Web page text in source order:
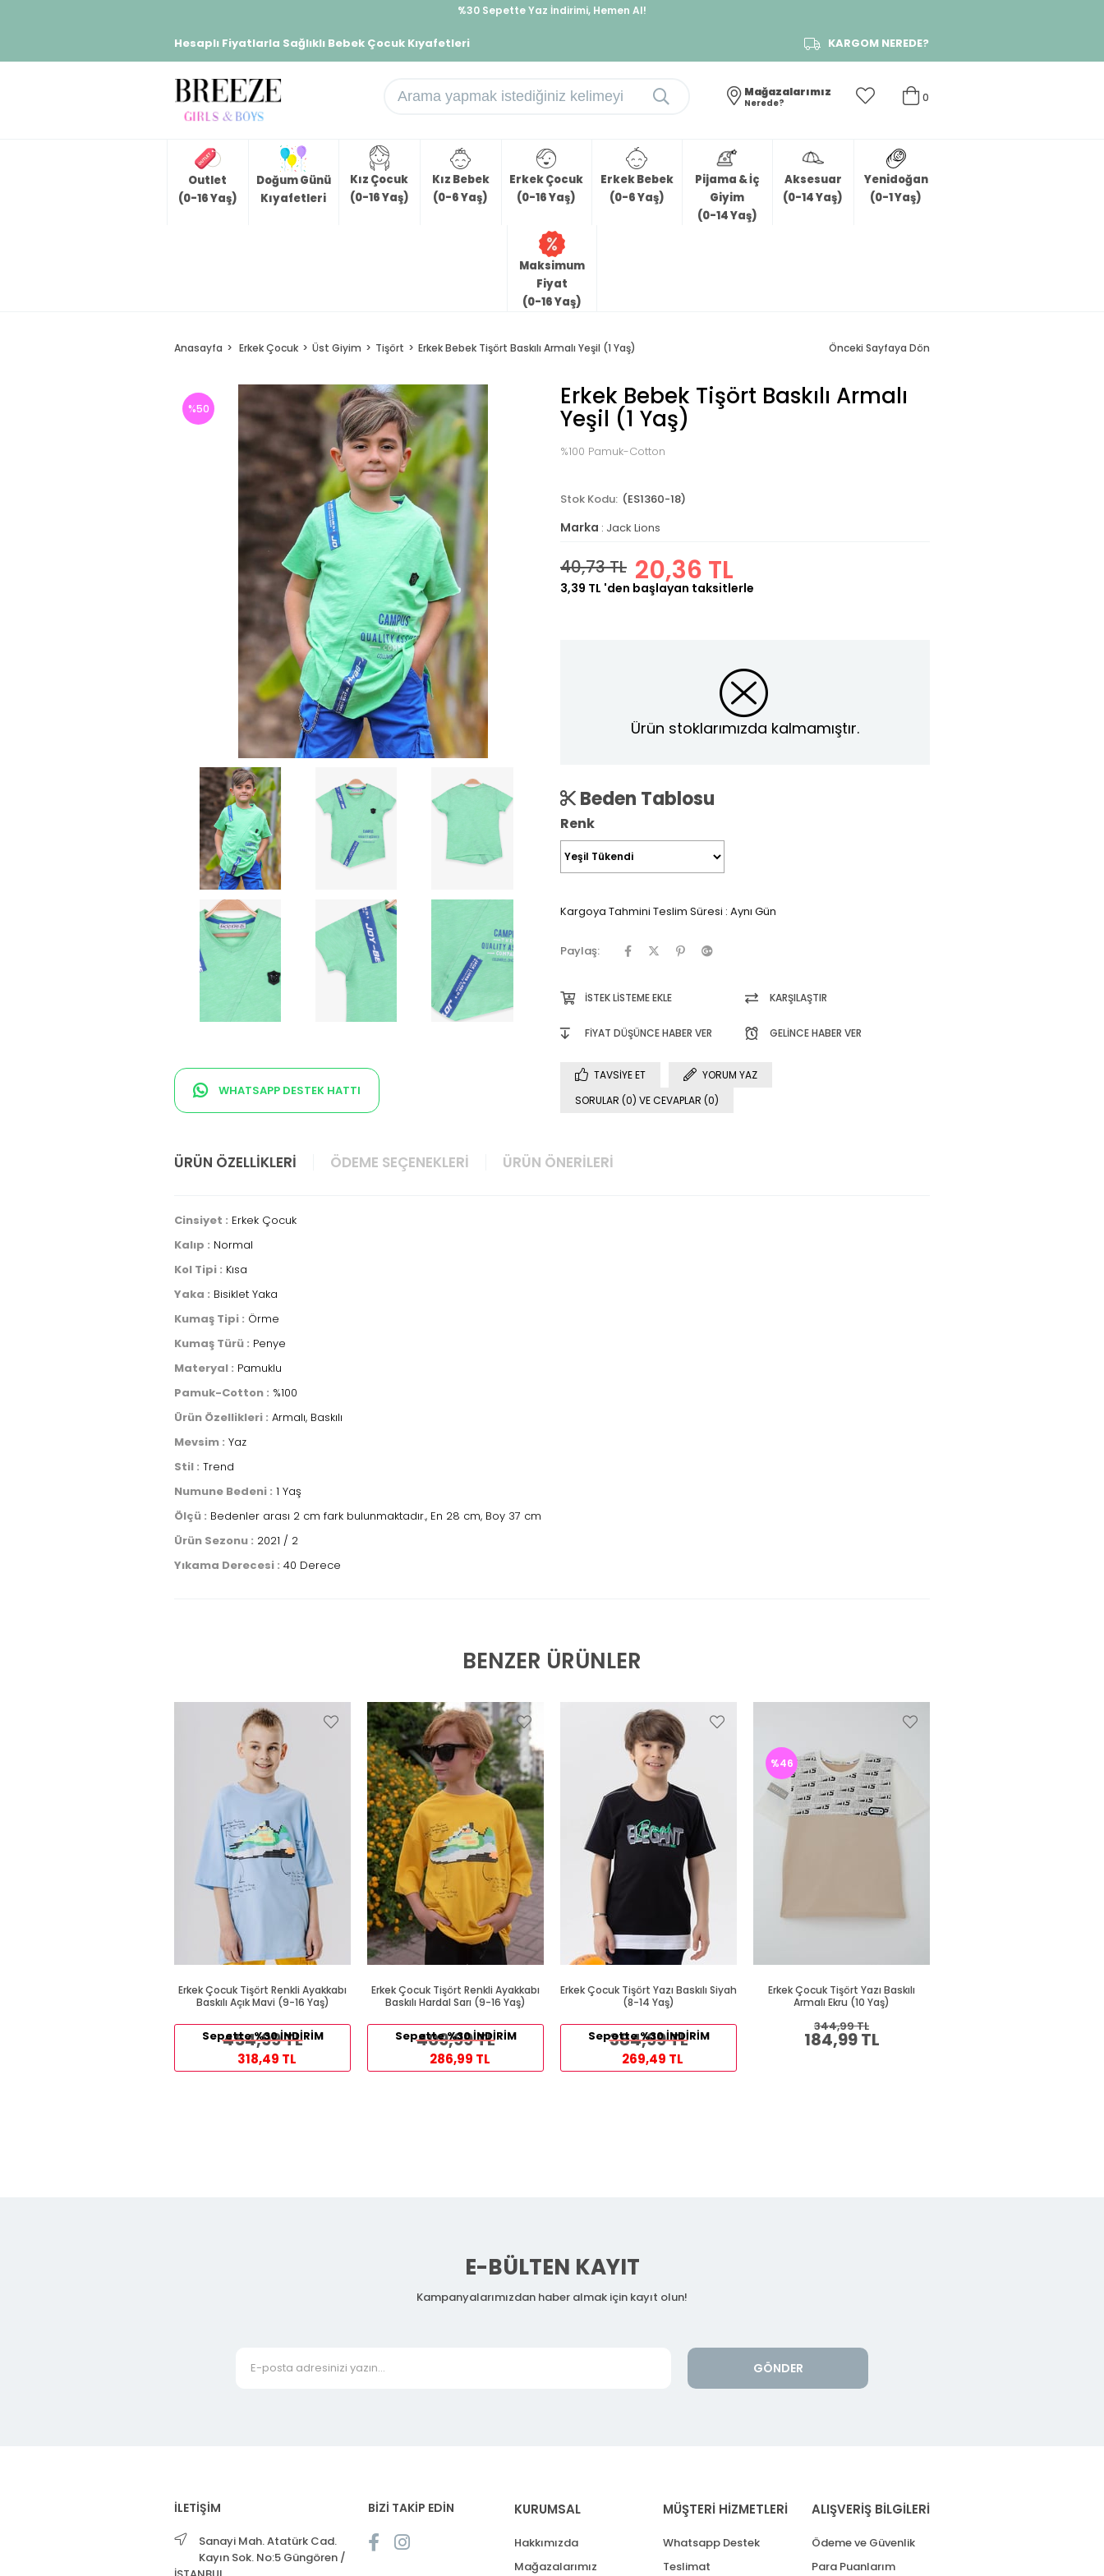
%30 Sepette Yaz İndirimi, Hemen Al!
Hesaplı Fiyatlarla Sağlıklı Bebek Çocuk Kıyafetleri KARGOM NEREDE?
0
Mağazalarımız
Nerede?
Outlet
(0-16 Yaş)
Doğum Günü
Kıyafetleri
Kız Çocuk
(0-16 Yaş)
Kız Bebek
(0-6 Yaş)
Erkek Çocuk
(0-16 Yaş)
Erkek Bebek
(0-6 Yaş)
Pijama & İç
Giyim
(0-14 Yaş)
Aksesuar
(0-14 Yaş)
Yenidoğan
(0-1 Yaş)
Maksimum
Fiyat
(0-16 Yaş)
Anasayfa Erkek Çocuk Üst Giyim Tişört Erkek Bebek Tişört Baskılı Armalı Yeşil (1 Yaş) Önceki Sayfaya Dön
%50
WHATSAPP DESTEK HATTI
Erkek Bebek Tişört Baskılı Armalı
Yeşil (1 Yaş)
%100 Pamuk-Cotton
(ES1360-18)
Marka : Jack Lions
40,73 TL 20,36 TL
3,39 TL 'den başlayan taksitlerle
Ürün stoklarımızda kalmamıştır.
Beden Tablosu
Renk
Kargoya Tahmini Teslim Süresi : Aynı Gün
Paylaş:
İSTEK LISTEME EKLE KARŞILAŞTIR
FIYAT DÜŞÜNCE HABER VER GELINCE HABER VER
TAVSIYE ET
YORUM YAZ
SORULAR (0) VE CEVAPLAR (0)
ÜRÜN ÖZELLIKLERI ÖDEME SEÇENEKLERI ÜRÜN ÖNERILERI
Cinsiyet : Erkek Çocuk
Kalıp : Normal
Kol Tipi : Kısa
Yaka : Bisiklet Yaka
Kumaş Tipi : Örme
Kumaş Türü : Penye
Materyal : Pamuklu
Pamuk-Cotton : %100
Ürün Özellikleri : Armalı, Baskılı
Mevsim : Yaz
Stil : Trend
Numune Bedeni : 1 Yaş
Ölçü : Bedenler arası 2 cm fark bulunmaktadır., En 28 cm, Boy 37 cm
Ürün Sezonu : 2021 / 2
Yıkama Derecesi : 40 Derece
BENZER ÜRÜNLER
Erkek Çocuk Tişört Renkli Ayakkabı
Baskılı Açık Mavi (9-16 Yaş)
454,99 TL
Sepette %30 İNDİRİM
318,49 TL
Erkek Çocuk Tişört Renkli Ayakkabı
Baskılı Hardal Sarı (9-16 Yaş)
409,99 TL
Sepette %30 İNDİRİM
286,99 TL
Erkek Çocuk Tişört Yazı Baskılı Siyah
(8-14 Yaş)
384,99 TL
Sepette %30 İNDİRİM
269,49 TL
Erkek Çocuk Tişört Yazı Baskılı
Armalı Ekru (10 Yaş)
184,99 TL
344,99 TL
%46
E-BÜLTEN KAYIT
Kampanyalarımızdan haber almak için kayıt olun!
GÖNDER
İLETİŞİM
Sanayi Mah. Atatürk Cad.
Kayın Sok. No:5 Güngören /
BİZİ TAKİP EDİN KURUMSAL
Hakkımızda
Mağazalarımız
MÜŞTERİ HİZMETLERİ
Whatsapp Destek
Teslimat
ALIŞVERİŞ BİLGİLERİ
Ödeme ve Güvenlik
Para Puanlarım